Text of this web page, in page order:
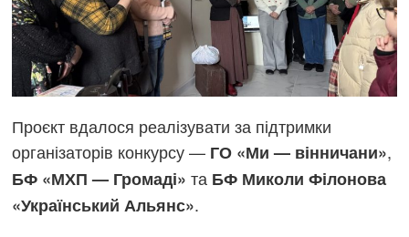
Проєкт вдалося реалізувати за підтримки
організаторів конкурсу — ГО «Ми — вінничани»,
БФ «МХП — Громаді» та БФ Миколи Філонова
«Український Альянс».